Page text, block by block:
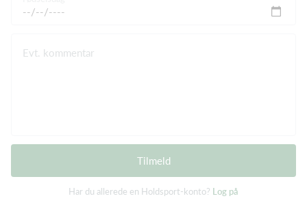
Evt. kommentar
Tilmeld
Har du allerede en Holdsport-konto? Log på